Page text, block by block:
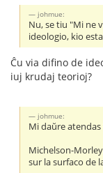
johmue:
Nu, se tiu "Mi ne
ideologio, kio
Ĉu via difino de
iuj krudaj teorioj?
johmue:
Mi daŭre
Michelson-
sur la surfaco de